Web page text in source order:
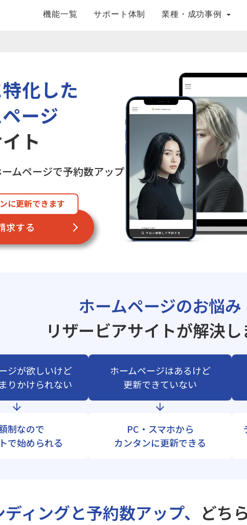
機能一覧 サポート体制 業種・成功事例
化した
ージ
ト
ムページで予約数アップ
に更新できます
求する
ホームページのお悩み
リザービアサイトが解決し
ジが欲しいけど
りかけられない
制なので
で始められる
ホームページはあるけど
更新できていない
PC・スマホから
カンタンに更新できる
ィングと予約数アップ、 どち